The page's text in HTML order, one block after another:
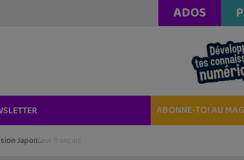
ADOS
ABONNE-TOI AU MAG
Japon…